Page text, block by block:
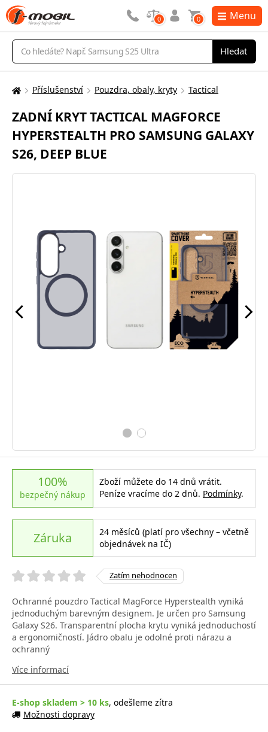
Vyhledávání
Hledat
0 0 Menu
Zde
nacházíte:
Příslušenství Pouzdra, obaly, kryty Tactical
ZADNÍ KRYT TACTICAL MAGFORCE
HYPERSTEALTH PRO SAMSUNG GALAXY
S26, DEEP BLUE
100%
bezpečný nákup
Zboží můžete do 14 dnů vrátit.
Peníze vracíme do 2 dnů. Podmínky.
Záruka
24 měsíců (platí pro všechny – včetně
objednávek na IČ)
Zatím nehodnocen
Ochranné pouzdro Tactical MagForce Hyperstealth vyniká
jednoduchým barevným designem. Je určen pro Samsung
Galaxy S26. Transparentní plocha krytu vyniká jednoduchostí
a ergonomičností. Jádro obalu je odolné proti nárazu a
ochranný
Více informací
E-shop skladem > 10 ks, odešleme zítra
Možnosti dopravy